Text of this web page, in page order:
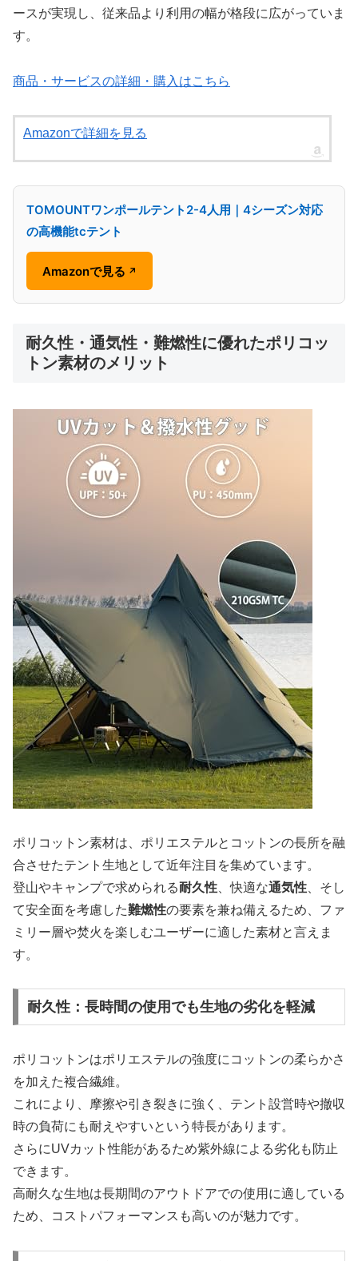
ースが実現し、従来品より利用の幅が格段に広がっていま
す。
商品・サービスの詳細・購入はこちら
Amazonで詳細を見る
TOMOUNTワンポールテント2-4人用｜4シーズン対応
の高機能tcテント
Amazonで見る ↗
耐久性・通気性・難燃性に優れたポリコッ
トン素材のメリット
ポリコットン素材は、ポリエステルとコットンの長所を融
合させたテント生地として近年注目を集めています。
登山やキャンプで求められる耐久性 、快適な通気性 、そし
て安全面を考慮した難燃性の要素を兼ね備えるため、ファ
ミリー層や焚火を楽しむユーザーに適した素材と言えま
す。
耐久性：長時間の使用でも生地の劣化を軽減
ポリコットンはポリエステルの強度にコットンの柔らかさ
を加えた複合繊維。
これにより、摩擦や引き裂きに強く、テント設営時や撤収
時の負荷にも耐えやすいという特長があります。
さらにUVカット性能があるため紫外線による劣化も防止
できます。
高耐久な生地は長期間のアウトドアでの使用に適している
ため、コストパフォーマンスも高いのが魅力です。